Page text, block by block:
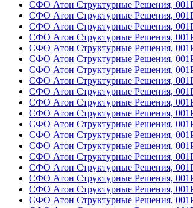
СФО Атон Структурные Решения,
СФО Атон Структурные Решения,
СФО Атон Структурные Решения,
СФО Атон Структурные Решения,
СФО Атон Структурные Решения,
СФО Атон Структурные Решения,
СФО Атон Структурные Решения,
СФО Атон Структурные Решения,
СФО Атон Структурные Решения,
СФО Атон Структурные Решения,
СФО Атон Структурные Решения,
СФО Атон Структурные Решения,
СФО Атон Структурные Решения,
СФО Атон Структурные Решения,
СФО Атон Структурные Решения,
СФО Атон Структурные Решения,
СФО Атон Структурные Решения,
СФО Атон Структурные Решения,
СФО Атон Структурные Решения,